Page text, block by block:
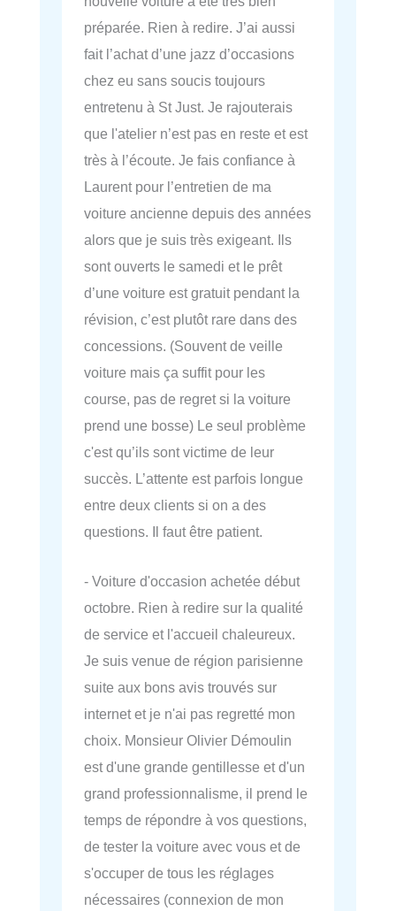
préparée. Rien à redire. J’ai aussi
fait l’achat d’une jazz d’occasions
chez eu sans soucis toujours
entretenu à St Just. Je rajouterais
que l'atelier n’est pas en reste et est
très à l’écoute. Je fais confiance à
Laurent pour l’entretien de ma
voiture ancienne depuis des années
alors que je suis très exigeant. Ils
sont ouverts le samedi et le prêt
d’une voiture est gratuit pendant la
révision, c’est plutôt rare dans des
concessions. (Souvent de veille
voiture mais ça suffit pour les
course, pas de regret si la voiture
prend une bosse) Le seul problème
c'est qu’ils sont victime de leur
succès. L’attente est parfois longue
entre deux clients si on a des
questions. Il faut être patient.
- Voiture d'occasion achetée début
octobre. Rien à redire sur la qualité
de service et l'accueil chaleureux.
Je suis venue de région parisienne
suite aux bons avis trouvés sur
internet et je n'ai pas regretté mon
choix. Monsieur Olivier Démoulin
est d'une grande gentillesse et d'un
grand professionnalisme, il prend le
temps de répondre à vos questions,
de tester la voiture avec vous et de
s'occuper de tous les réglages
nécessaires (connexion de mon